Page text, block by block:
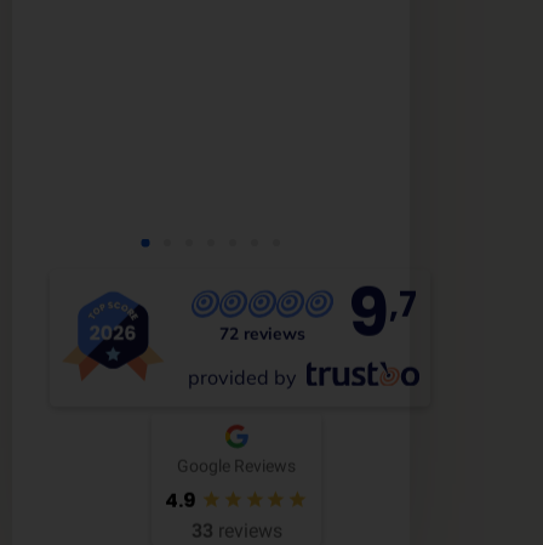
72 reviews 9,7
provided by
Google Reviews
4.9
33 reviews